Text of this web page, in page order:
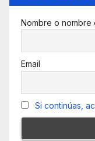
Nombre o nombre
Email
Si continúas,